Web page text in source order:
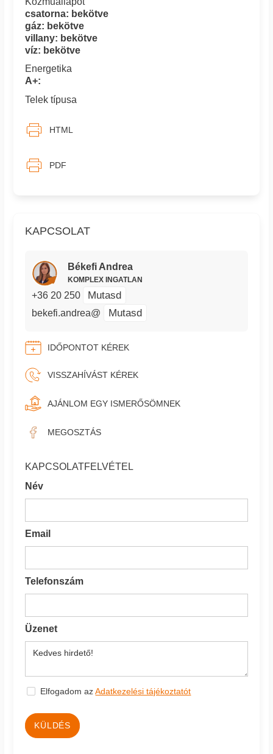
KAPCSOLAT
Békefi Andrea
KOMPLEX INGATLAN
+36 20 250 Mutasd
bekefi.andrea@ Mutasd
IDŐPONTOT KÉREK
VISSZAHÍVÁST KÉREK
AJÁNLOM EGY ISMERŐSÖMNEK
MEGOSZTÁS
KAPCSOLATFELVÉTEL
Név
Email
Telefonszám
Üzenet
Elfogadom azAdatkezelési tájékoztatót
KÜLDÉS
csatorna: bekötve
gáz: bekötve
villany: bekötve
víz: bekötve
Energetika
A+:
Telek típusa
HTML
PDF